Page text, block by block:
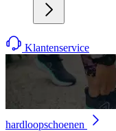
Klantenservice
hardloopschoenen